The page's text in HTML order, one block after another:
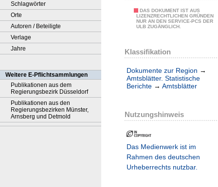
Schlagwörter
Orte
Autoren / Beteiligte
Verlage
Jahre
Weitere E-Pflichtsammlungen
Publikationen aus dem
Regierungsbezirk Düsseldorf
Publikationen aus den
Regierungsbezirken Münster,
Arnsberg und Detmold
DAS DOKUMENT IST AUS
LIZENZRECHTLICHEN GRÜNDEN
NUR AN DEN SERVICE-PCS DER
ULB ZUGÄNGLICH.
Klassifikation
Dokumente zur Region →
Amtsblätter. Statistische
Berichte → Amtsblätter
Nutzungshinweis
Das Medienwerk ist im
Rahmen des deutschen
Urheberrechts nutzbar.